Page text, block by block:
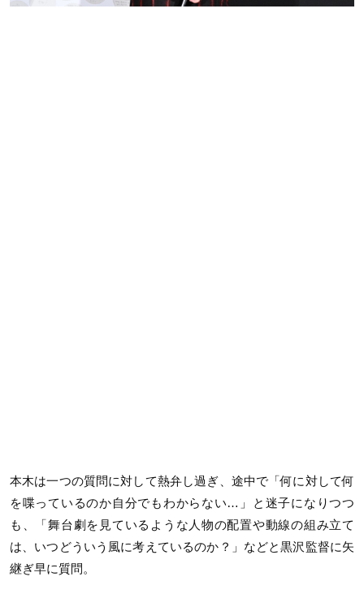
本木は一つの質問に対して熱弁し過ぎ、途中で「何に対して何
を喋っているのか自分でもわからない…」と迷子になりつつ
も、「舞台劇を見ているような人物の配置や動線の組み立て
は、いつどういう風に考えているのか？」などと黒沢監督に矢
継ぎ早に質問。